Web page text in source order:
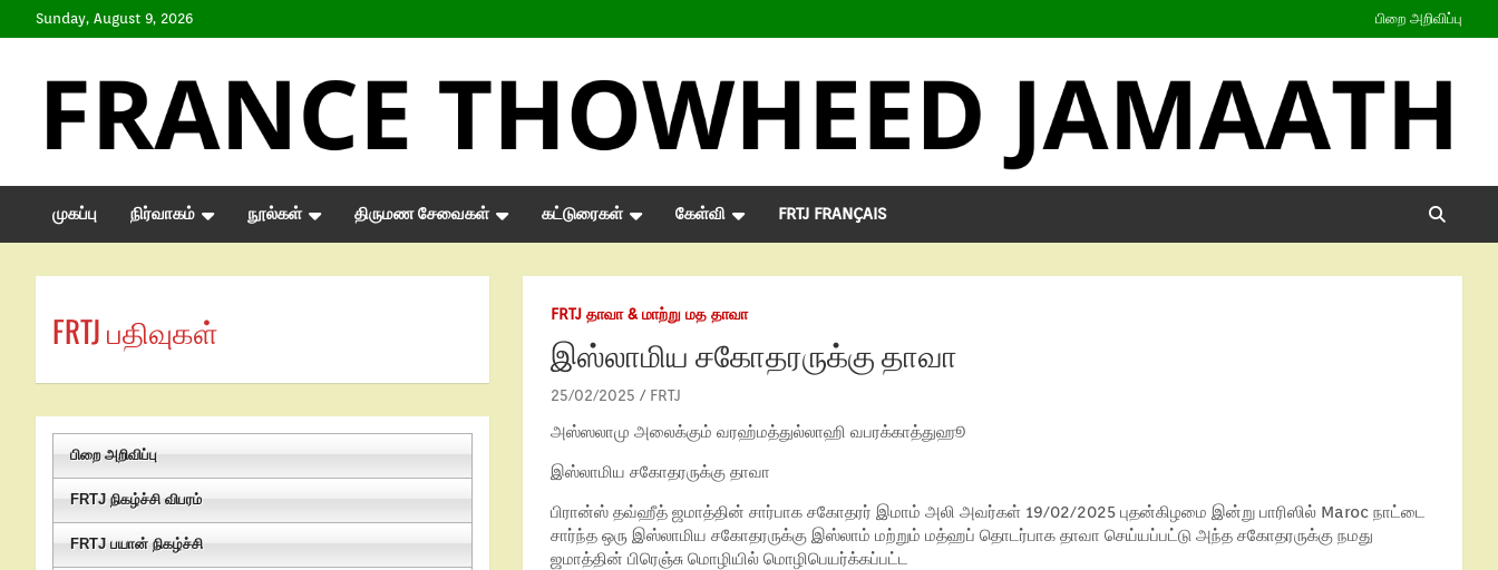
Sunday, August 9, 2026 பிறை அறிவிப்பு
முகப்பு நிர்வாகம் நூல்கள் திருமண சேவைகள் கட்டுரைகள் கேள்வி FRTJ FRANÇAIS
FRTJ தாவா & மாற்று மத தாவா
இஸ்லாமிய சகோதரருக்கு தாவா
25/02/2025 FRTJ
அஸ்ஸலாமு அலைக்கும் வரஹ்மத்துல்லாஹி வபரக்காத்துஹூ
இஸ்லாமிய சகோதரருக்கு தாவா
பிரான்ஸ் தவ்ஹீத் ஜமாத்தின் சார்பாக சகோதரர் இமாம் அலி அவர்கள் 19/02/2025 புதன்கிழமை இன்று பாரிஸில் Maroc நாட்டை
சார்ந்த ஒரு இஸ்லாமிய சகோதரருக்கு இஸ்லாம் மற்றும் மத்ஹப் தொடர்பாக தாவா செய்யப்பட்டு அந்த சகோதரருக்கு நமது
ஜமாத்தின் பிரெஞ்சு மொழியில் மொழிபெயர்க்கப்பட்ட
FRTJ பதிவுகள்
பிறை அறிவிப்பு
FRTJ நிகழ்ச்சி விபரம்
FRTJ பயான் நிகழ்ச்சி